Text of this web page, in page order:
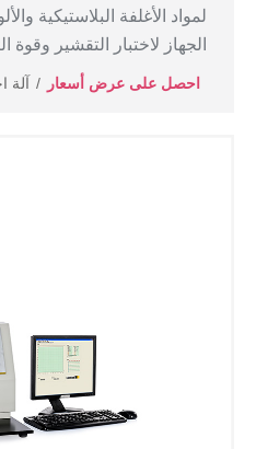
لمواد الأغلفة البلاستيكية
الجهاز لاختبار التقشير وقوة
احصل على عرض أسعار آلة